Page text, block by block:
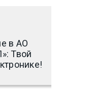
в АО
Твой